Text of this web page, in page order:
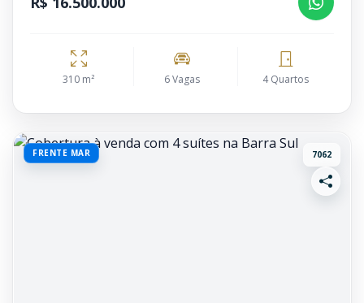
310 m² 6 Vagas 4 Quartos
FRENTE MAR 7062